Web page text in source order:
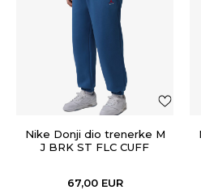
Nike Donji dio trenerke M
J BRK ST FLC CUFF
67,00 EUR